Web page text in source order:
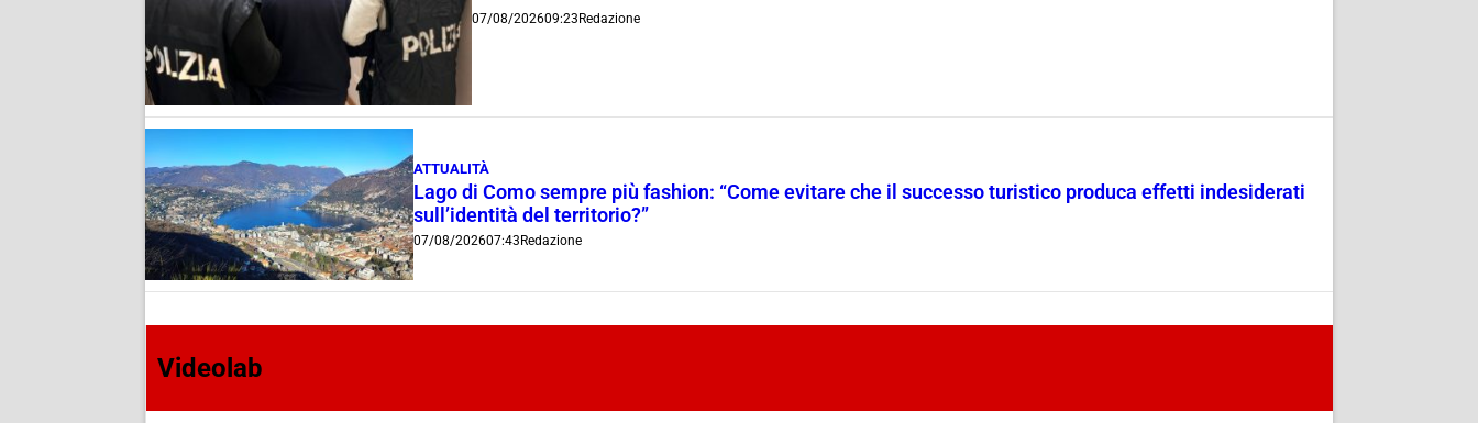
07/08/202609:23 Redazione
ATTUALITÀ
Lago di Como sempre più fashion: “Come evitare che il successo turistico produca effetti indesiderati
sull’identità del territorio?”
07/08/202607:43Redazione
Videolab